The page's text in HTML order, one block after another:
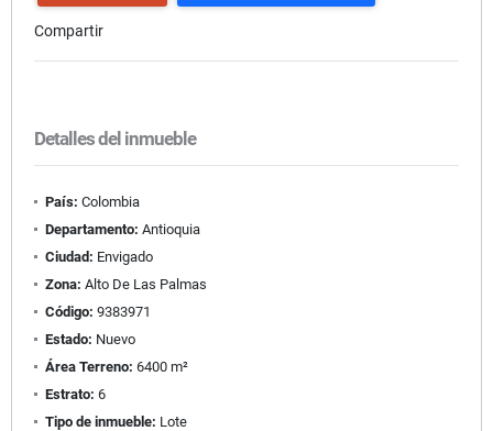
Compartir
Detalles del inmueble
País: Colombia
Departamento: Antioquia
Ciudad: Envigado
Zona: Alto De Las Palmas
Código: 9383971
Estado: Nuevo
Área Terreno: 6400 m²
Estrato: 6
Tipo de inmueble: Lote